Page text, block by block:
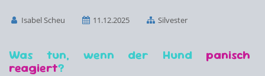
Isabel Scheu 11.12.2025 Silvester
Was tun, wenn der Hund panisch
reagiert?